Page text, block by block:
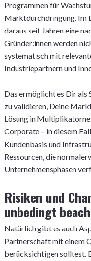
Programmen für
Marktdurchdringung. Im
daraus seit Jahren eine
Gründer:innen werden
systematisch mit
Industriepartnern und
Das ermöglicht es Dir als
zu validieren, Deine
Lösung in
Corporate – in diesem
Kundenbasis und
Ressourcen, die
Unternehmensphasen
Risiken und
unbedingt
Natürlich gibt es auch
Partnerschaft mit einem
berücksichtigen solltest.